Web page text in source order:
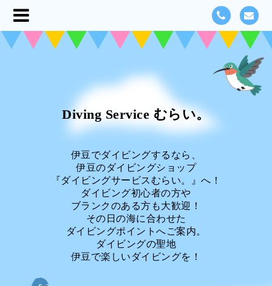
Diving Service むらい。
伊豆でダイビングするなら、
伊豆のダイビングショップ
『ダイビングサービスむらい。』へ！
ダイビング初心者の方や
ブランクのある方も大歓迎！
その日の海に合わせた
ダイビングポイントへご案内。
ダイビングの聖地
伊豆で楽しいダイビングを！